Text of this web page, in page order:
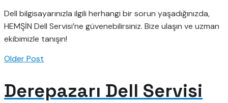
Dell bilgisayarınızla ilgili herhangi bir sorun yaşadığınızda,
HEMŞİN Dell Servisi’ne güvenebilirsiniz. Bize ulaşın ve uzman
ekibimizle tanışın!
Older Post
Derepazarı Dell Servisi